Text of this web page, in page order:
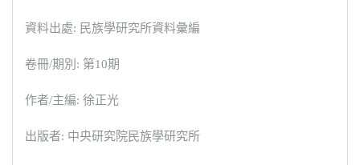
資料出處: 民族學研究所資料彙編
卷冊/期別: 第10期
作者/主編: 徐正光
出版者: 中央研究院民族學研究所